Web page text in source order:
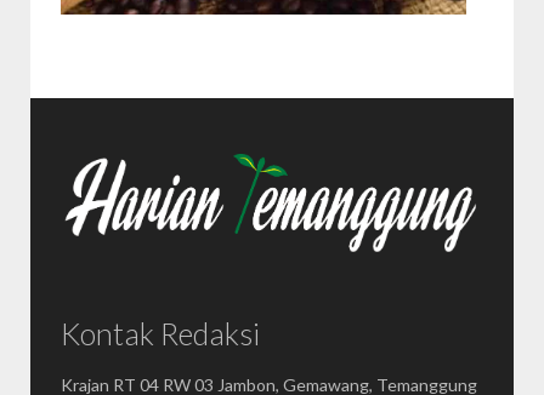
Kontak Redaksi
Krajan RT 04 RW 03 Jambon, Gemawang, Temanggung